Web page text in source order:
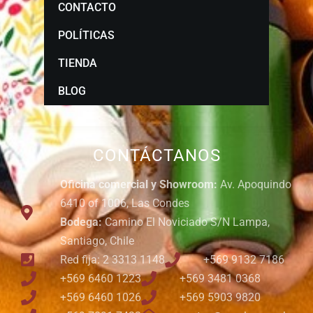
CONTÁCTANOS
Oficina comercial y Showroom: Av. Apoquindo
6410 of 1006, Las Condes
Bodega:Camino El Noviciado S/N Lampa,
Santiago, Chile
Red fija: 2 3313 1148
+569 9132 7186
+569 6460 1223
+569 3481 0368
+569 6460 1026
+569 5903 9820
CONTACTO
POLÍTICAS
TIENDA
BLOG